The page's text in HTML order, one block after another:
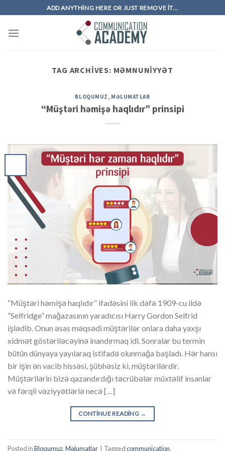
to
content
ADD ANYTHING HERE OR JUST REMOVE IT...
TAG ARCHIVES: MƏMNUNIYYƏT
BLOQUMUZ , MƏLUMATLAR
“Müştəri həmişə haqlıdır” prinsipi
“Müştəri həmişə haqlıdır” ifadəsini ilk dəfə 1909-cu ildə
“Selfridge” mağazasının yaradıcısı Harry Gordon Selfrid
işlədib. Onun əsas məqsədi müştərilər onlara daha yaxşı
xidmət göstəriləcəyinə inandırmaq idi. Sonralar bu termin
bütün dünyaya yayılaraq istifadə olunmağa başladı. Hər hansı
bir işin ən vacib hissəsi, şübhəsiz ki, müştərilərdir.
Müştərilərin bizə qazandırdığı təcrübələr müxtəlif insanlar
və fərqli vəziyyətlərlə necə […]
CONTINUE READING →
Posted inBloqumuz,Məlumatlar Taggedcommunication,